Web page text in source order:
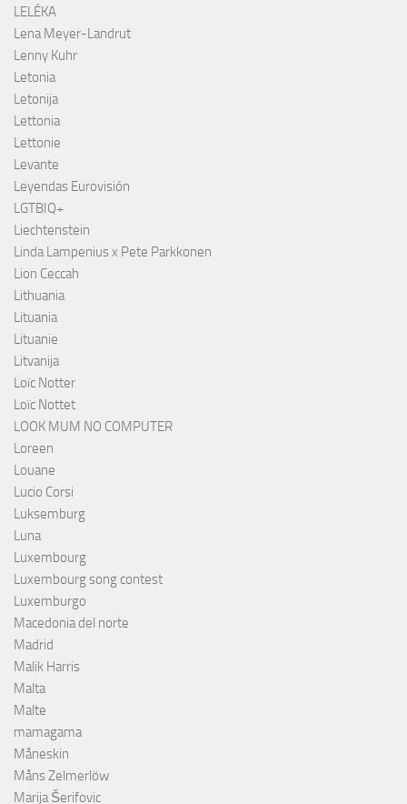
LELÉKA
Lena Meyer-Landrut
Lenny Kuhr
Letonia
Letonija
Lettonia
Lettonie
Levante
Leyendas Eurovisión
LGTBIQ+
Liechtenstein
Linda Lampenius x Pete Parkkonen
Lion Ceccah
Lithuania
Lituania
Lituanie
Litvanija
Loïc Notter
Loïc Nottet
LOOK MUM NO COMPUTER
Loreen
Louane
Lucio Corsi
Luksemburg
Luna
Luxembourg
Luxembourg song contest
Luxemburgo
Macedonia del norte
Madrid
Malik Harris
Malta
Malte
mamagama
Måneskin
Måns Zelmerlöw
Marija Šerifovic